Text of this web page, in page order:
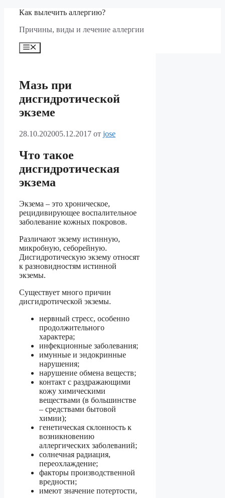
Перейти
содержимому
Как вылечить аллергию?
Причины, виды и лечение аллергии
Меню
Мазь при
дисгидротической
экземе
28.10.202005.12.2017 от jose
Что такое
дисгидротическая
экзема
Экзема – это хроническое,
рецидивирующее воспалительное
заболевание кожных покровов.
Различают экзему истинную,
микробную, себорейную.
Дисгидротическую экзему относят
к разновидностям истинной
экземы.
Существует много причин
дисгидротической экземы.
нервный стресс, особенно
продолжительного
характера;
инфекционные заболевания;
имунные и эндокринные
нарушения;
нарушение обмена веществ;
контакт с раздражающими
кожу химическими
веществами (в большинстве
– средствами бытовой
химии);
генетическая склонность к
возникновению
аллергических заболеваний;
солнечная радиация,
переохлаждение;
факторы производственной
вредности;
имеют значение потертости,